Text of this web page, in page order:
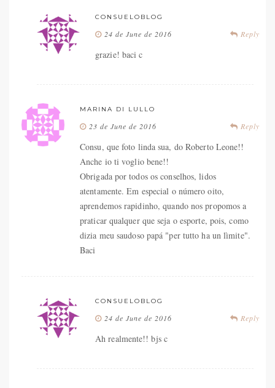
CONSUELOBLOG
Reply
24 de June de 2016
grazie! baci c
MARINA DI LULLO
Reply
23 de June de 2016
Consu, que foto linda sua, do Roberto Leone!!
Anche io ti voglio bene!!
Obrigada por todos os conselhos, lidos
atentamente. Em especial o número oito,
aprendemos rapidinho, quando nos propomos a
praticar qualquer que seja o esporte, pois, como
dizia meu saudoso papá "per tutto ha un lìmite".
Baci
CONSUELOBLOG
Reply
24 de June de 2016
Ah realmente!! bjs c